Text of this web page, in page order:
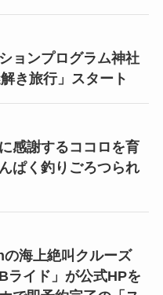
ョンプログラム神社
き旅行」スタート
感謝するココロを育
ぱく釣りごろつられ
海上絶叫クルーズ
ライド」が公式HPを